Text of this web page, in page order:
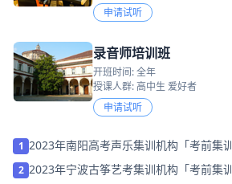
申请试听
录音师培训班
开班时间: 全年
授课人群: 高中生 爱好者
申请试听
1 2023年南阳高考声乐集训机构「考前集
2 2023年宁波古筝艺考集训机构「考前集